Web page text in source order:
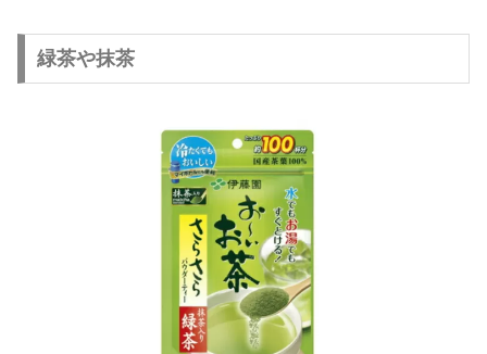
緑茶や抹茶